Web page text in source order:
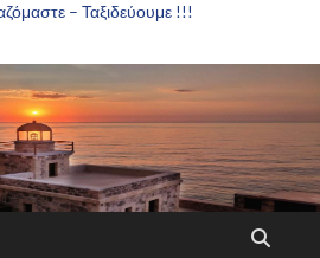
– Ταξιδεύουμε !!!